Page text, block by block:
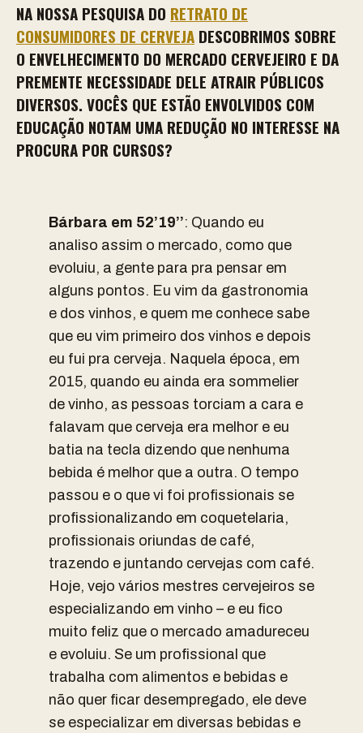
NA NOSSA PESQUISA DO RETRATO DE
CONSUMIDORES DE CERVEJA DESCOBRIMOS SOBRE
O ENVELHECIMENTO DO MERCADO CERVEJEIRO E DA
PREMENTE NECESSIDADE DELE ATRAIR PÚBLICOS
DIVERSOS. VOCÊS QUE ESTÃO ENVOLVIDOS COM
EDUCAÇÃO NOTAM UMA REDUÇÃO NO INTERESSE NA
PROCURA POR CURSOS?
Bárbara em 52’19’’: Quando eu
analiso assim o mercado, como que
evoluiu, a gente para pra pensar em
alguns pontos. Eu vim da gastronomia
e dos vinhos, e quem me conhece sabe
que eu vim primeiro dos vinhos e depois
eu fui pra cerveja. Naquela época, em
2015, quando eu ainda era sommelier
de vinho, as pessoas torciam a cara e
falavam que cerveja era melhor e eu
batia na tecla dizendo que nenhuma
bebida é melhor que a outra. O tempo
passou e o que vi foi profissionais se
profissionalizando em coquetelaria,
profissionais oriundas de café,
trazendo e juntando cervejas com café.
Hoje, vejo vários mestres cervejeiros se
especializando em vinho – e eu fico
muito feliz que o mercado amadureceu
e evoluiu. Se um profissional que
trabalha com alimentos e bebidas e
não quer ficar desempregado, ele deve
se especializar em diversas bebidas e